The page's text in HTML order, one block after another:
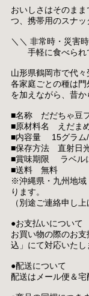
おいしさはそのま
つ、携帯用のスナッ
＼＼ 非常時・災害
手軽に食べられ
山形県鶴岡市で代々
各家庭ごとの種は
を加えながら、昔か
■名称 だだちゃ豆
■原材料名 えだま
■内容量 15グラ
■保存方法 直射日
■賞味期限 ラベル
■送料 無料
※沖縄県・九州地域
ります。
（別途ご連絡申し上
●お支払いについて
お買い物の際のお
込」にて対応いたし
●配送について
配送はメール便＆宅